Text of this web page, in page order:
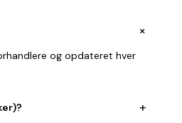
+
og opdateret hver
+